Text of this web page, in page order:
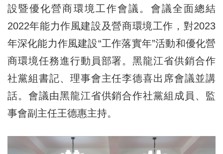
設暨優化營商環境工作會議。會議全面總結
2022年能力作風建設及營商環境工作，對2023
年深化能力作風建設“工作落實年”活動和優化營
商環境任務進行動員部署。黑龍江省供銷合作
社黨組書記、理事會主任李德喜出席會議並講
話。會議由黑龍江省供銷合作社黨組成員、監
事會副主任王德惠主持。